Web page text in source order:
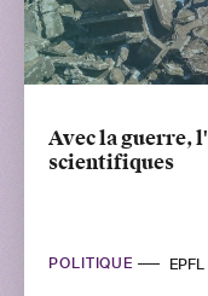
Avec la guerre,
scientifiques
POLITIQUE EPFL